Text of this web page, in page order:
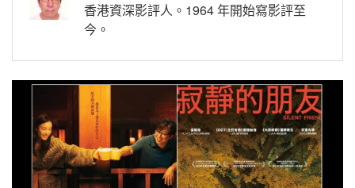
香港資深影評人。1964 年開始寫影評至
今。